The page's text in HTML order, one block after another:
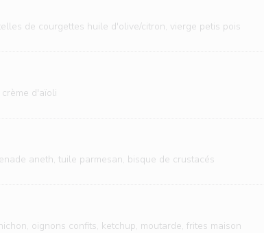
de courgettes huile d'olive/citron, vierge petis pois
d'aïoli
aneth, tuile parmesan, bisque de crustacés
oignons confits, ketchup, moutarde, frites maison